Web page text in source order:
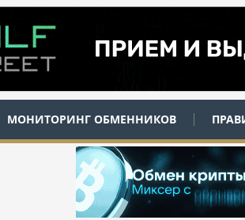
МОНИТОРИНГ ОБМЕННИКОВ